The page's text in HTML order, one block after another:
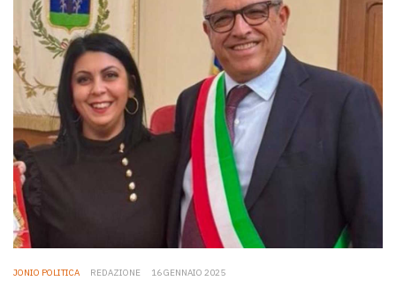
JONIO POLITICA REDAZIONE 16 GENNAIO 2025